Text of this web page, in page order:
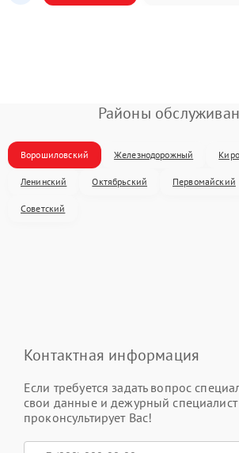
Районы
Ворошиловский Железнодорожный
Ленинский Октябрьский Первомайский
Советский
Контактная информация
Если требуется задать вопрос
свои данные и дежурный специалист
проконсультирует Вас!